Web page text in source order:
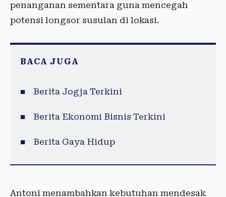
penanganan sementara guna mencegah
potensi longsor susulan di lokasi.
BACA JUGA
Berita Jogja Terkini
Berita Ekonomi Bisnis Terkini
Berita Gaya Hidup
Antoni menambahkan kebutuhan mendesak